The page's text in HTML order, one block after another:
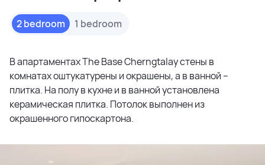
2 bedroom 1 bedroom
В апартаментах The Base Cherngtalay стены в
комнатах оштукатурены и окрашены, а в ванной –
плитка. На полу в кухне и в ванной установлена
керамическая плитка. Потолок выполнен из
окрашенного гипоскартона.